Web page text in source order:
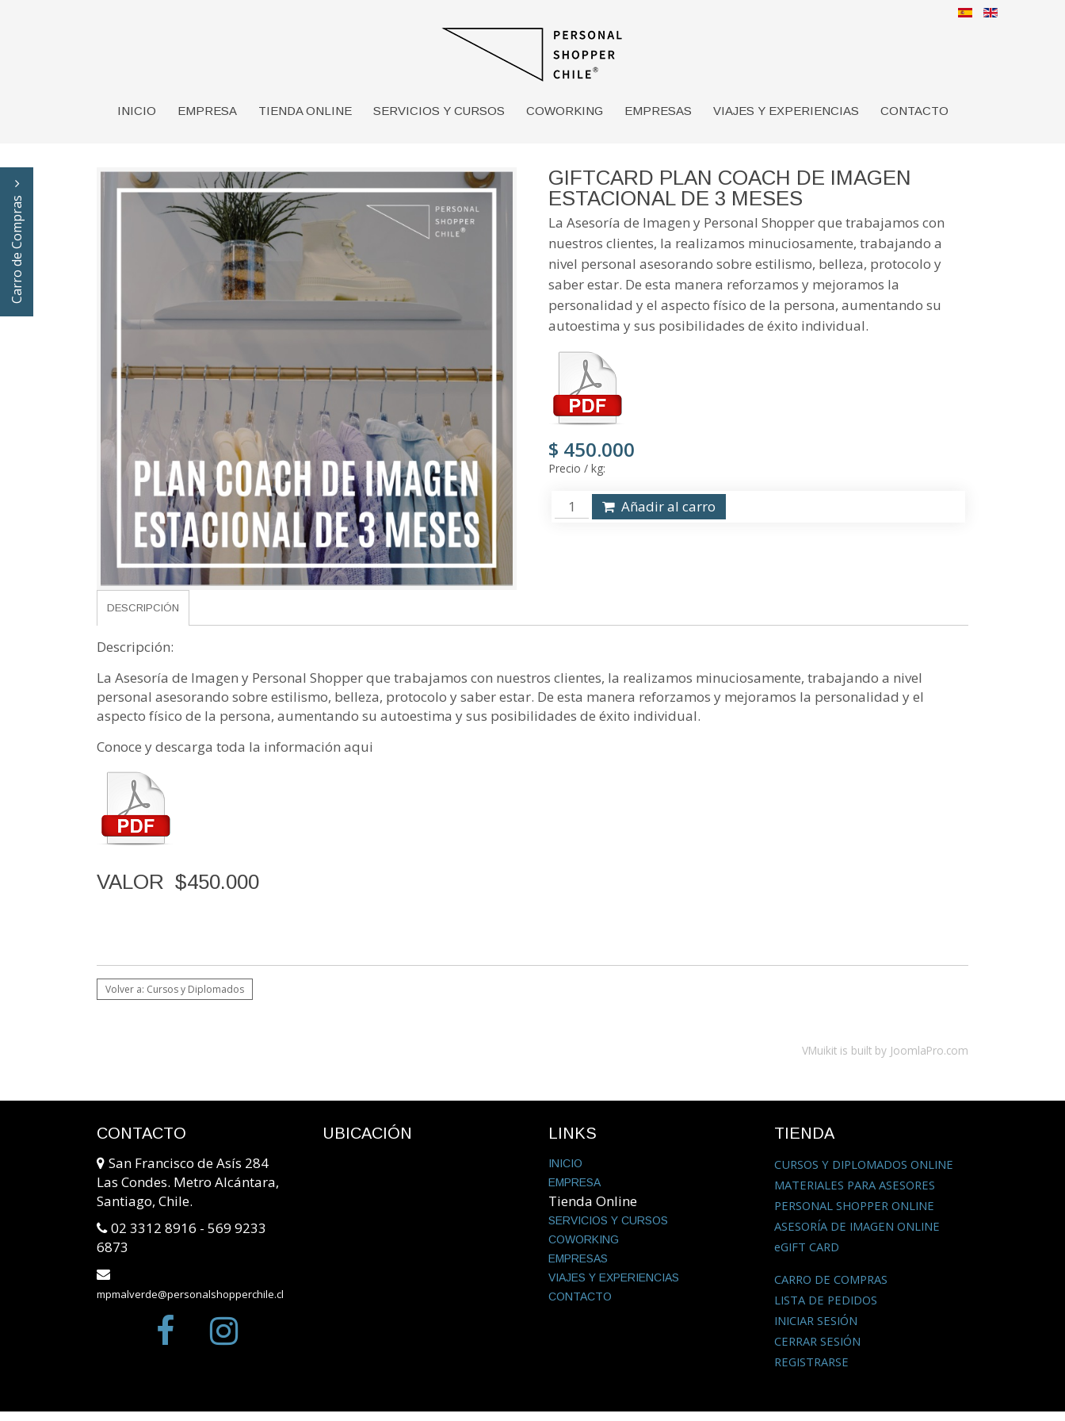
INICIO EMPRESA TIENDA ONLINE SERVICIOS Y CURSOS COWORKING EMPRESAS VIAJES Y EXPERIENCIAS CONTACTO
Carro de Compras
GIFTCARD PLAN COACH DE IMAGEN
ESTACIONAL DE 3 MESES
La Asesoría de Imagen y Personal Shopper que trabajamos con
nuestros clientes, la realizamos minuciosamente, trabajando a
nivel personal asesorando sobre estilismo, belleza, protocolo y
saber estar. De esta manera reforzamos y mejoramos la
personalidad y el aspecto físico de la persona, aumentando su
autoestima y sus posibilidades de éxito individual.
$ 450.000
Precio / kg:
Añadir al carro
DESCRIPCIÓN
Descripción:
La Asesoría de Imagen y Personal Shopper que trabajamos con nuestros clientes, la realizamos minuciosamente, trabajando a nivel
personal asesorando sobre estilismo, belleza, protocolo y saber estar. De esta manera reforzamos y mejoramos la personalidad y el
aspecto físico de la persona, aumentando su autoestima y sus posibilidades de éxito individual.
Conoce y descarga toda la información aqui
VALOR $450.000
Volver a: Cursos y Diplomados
VMuikit is built by JoomlaPro.com
CONTACTO
San Francisco de Asís 284
Las Condes. Metro Alcántara,
Santiago, Chile.
02 3312 8916 - 569 9233
6873
mpmalverde@personalshopperchile.cl
UBICACIÓN LINKS
INICIO
EMPRESA
Tienda Online
SERVICIOS Y CURSOS
COWORKING
EMPRESAS
VIAJES Y EXPERIENCIAS
CONTACTO
TIENDA
CURSOS Y DIPLOMADOS ONLINE
MATERIALES PARA ASESORES
PERSONAL SHOPPER ONLINE
ASESORÍA DE IMAGEN ONLINE
eGIFT CARD
CARRO DE COMPRAS
LISTA DE PEDIDOS
INICIAR SESIÓN
CERRAR SESIÓN
REGISTRARSE